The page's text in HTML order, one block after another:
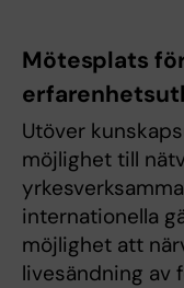
Mötesplats
Utöver
möjlighet till
internationella
möjlighet att
livesändning av